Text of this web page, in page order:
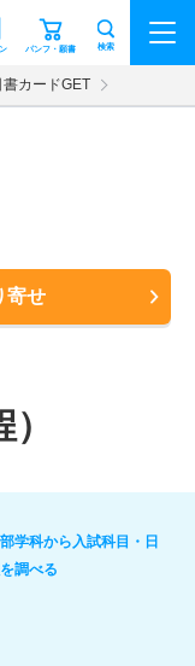
パンフ・願書 検索
カードGET
寄せ
学科から入試科目・日
調べる